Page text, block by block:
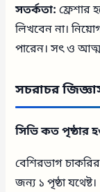
সতর্কতা: ফ্রেশার
লিখবেন না।
পারেন। সৎ ও
সচরাচর
সিভি কত পৃষ্ঠার
বেশিরভাগ
জন্য ১ পৃষ্ঠা